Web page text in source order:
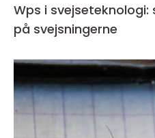
Wps i
på svejsningerne